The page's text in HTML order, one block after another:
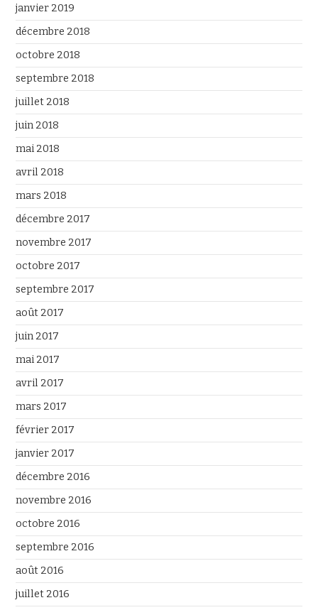
janvier 2019
décembre 2018
octobre 2018
septembre 2018
juillet 2018
juin 2018
mai 2018
avril 2018
mars 2018
décembre 2017
novembre 2017
octobre 2017
septembre 2017
août 2017
juin 2017
mai 2017
avril 2017
mars 2017
février 2017
janvier 2017
décembre 2016
novembre 2016
octobre 2016
septembre 2016
août 2016
juillet 2016